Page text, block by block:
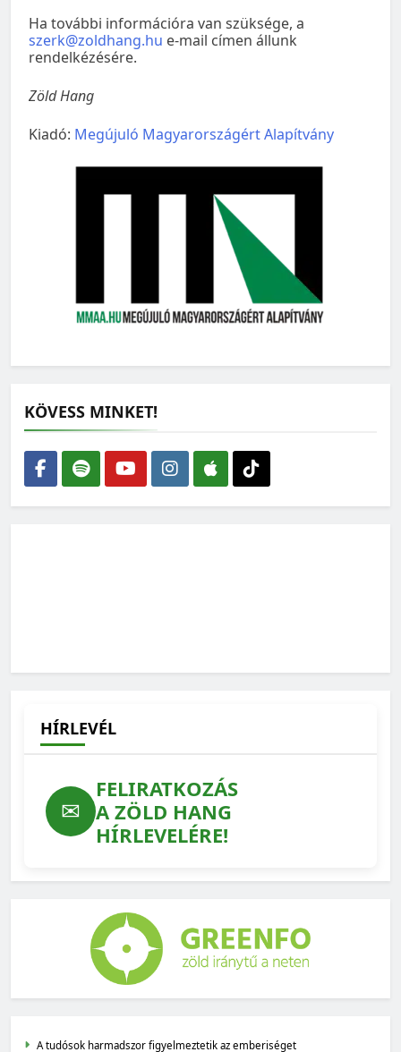
Ha további információra van szüksége, a
szerk@zoldhang.hu e-mail címen állunk
rendelkézésére.
Zöld Hang
Kiadó: Megújuló Magyarországért Alapítvány
KÖVESS MINKET!
HÍRLEVÉL
✉
FELIRATKOZÁS
A ZÖLD HANG
HÍRLEVELÉRE!
A tudósok harmadszor figyelmeztetik az emberiséget